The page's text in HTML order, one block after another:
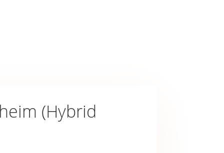
(Hybrid